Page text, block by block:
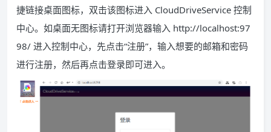
捷链接桌面图标，双击该图标进入 CloudDriveService 控制
中心。如桌面无图标请打开浏览器输入 http://localhost:97
98/ 进入控制中心，先点击“注册”，输入想要的邮箱和密码
进行注册，然后再点击登录即可进入。